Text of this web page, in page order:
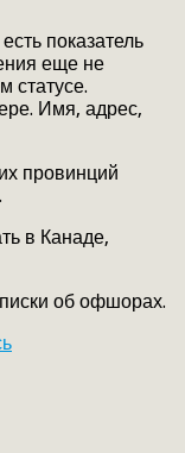
показатель
еще не
статусе.
Имя, адрес,
провинций
в Канаде,
об офшорах.